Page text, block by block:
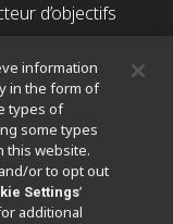
d’objectifs
information
in the form of
types of
some types
this website.
or to opt out
Settings’
additional